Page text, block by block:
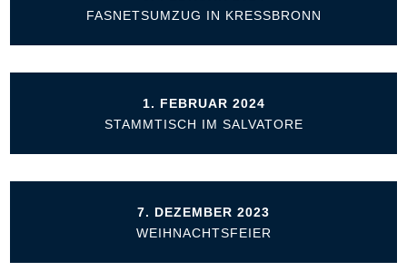
FASNETSUMZUG IN KRESSBRONN
1. FEBRUAR 2024
STAMMTISCH IM SALVATORE
7. DEZEMBER 2023
WEIHNACHTSFEIER